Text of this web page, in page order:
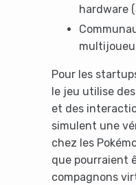
hardware
Pour les
le jeu utilise
et des
simulent une
chez les
que pourraient
compagnons